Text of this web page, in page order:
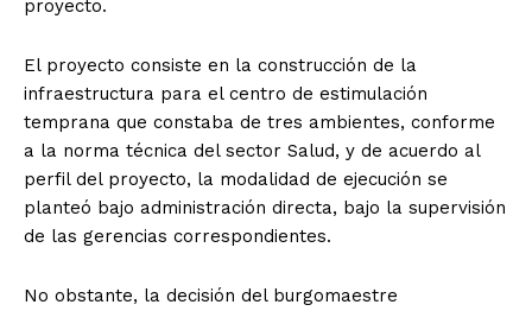
proyecto.
El proyecto consiste en la construcción de la
infraestructura para el centro de estimulación
temprana que constaba de tres ambientes, conforme
a la norma técnica del sector Salud, y de acuerdo al
perfil del proyecto, la modalidad de ejecución se
planteó bajo administración directa, bajo la supervisión
de las gerencias correspondientes.
No obstante, la decisión del burgomaestre